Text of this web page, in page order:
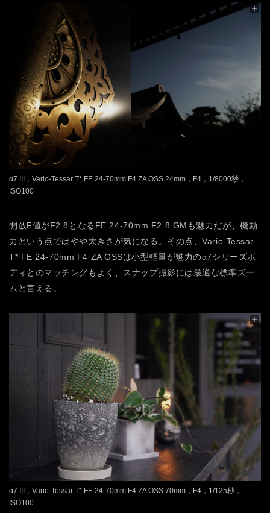
α7 III，Vario-Tessar T* FE 24-70mm F4 ZA OSS 24mm，F4，1/8000秒，
ISO100
開放F値がF2.8となるFE 24-70mm F2.8 GMも魅力だが、機動
力という点ではやや大きさが気になる。その点、Vario-Tessar
T* FE 24-70mm F4 ZA OSSは小型軽量が魅力のα7シリーズボ
ディとのマッチングもよく、スナップ撮影には最適な標準ズー
ムと言える。
α7 III，Vario-Tessar T* FE 24-70mm F4 ZA OSS 70mm，F4，1/125秒，
ISO100